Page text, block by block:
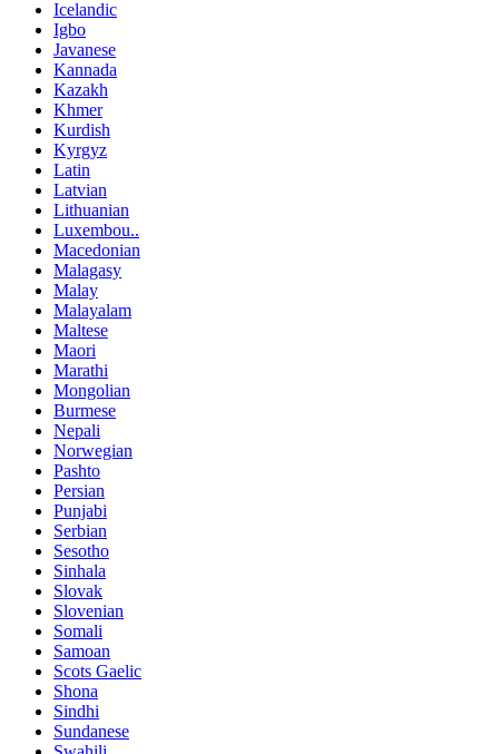
Icelandic
Igbo
Javanese
Kannada
Kazakh
Khmer
Kurdish
Kyrgyz
Latin
Latvian
Lithuanian
Luxembou..
Macedonian
Malagasy
Malay
Malayalam
Maltese
Maori
Marathi
Mongolian
Burmese
Nepali
Norwegian
Pashto
Persian
Punjabi
Serbian
Sesotho
Sinhala
Slovak
Slovenian
Somali
Samoan
Scots Gaelic
Shona
Sindhi
Sundanese